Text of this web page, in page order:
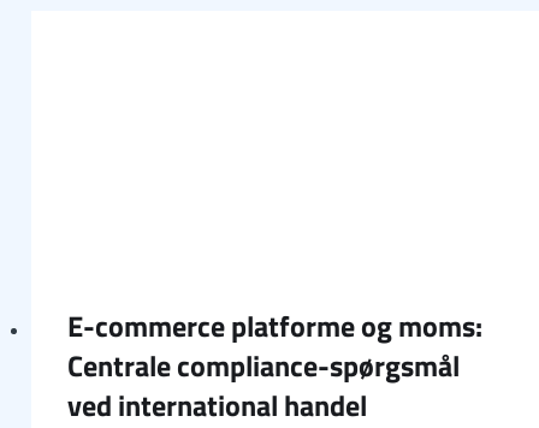
E-commerce platforme og moms:
Centrale compliance-spørgsmål
ved international handel